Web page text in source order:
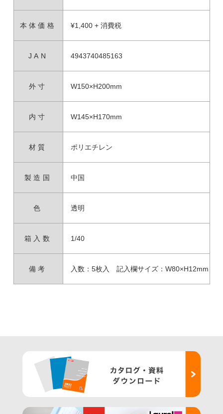
本体価格 ¥1,400 + 消費税
JAN 4943740485163
外寸 W150×H200mm
内寸 W145×H170mm
材質 ポリエチレン
製造国 中国
色 透明
箱入数 1/40
備考 入数：5枚入 記入欄サイズ：W80×H12mm